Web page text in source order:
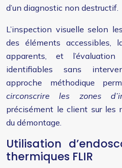
d’un diagnostic non destructif.
L’inspection visuelle selon
des éléments accessibles,
apparents, et
identifiables sans
approche méthodique
circonscrire les zones
précisément le client sur les
du démontage.
Utilisation
thermiques FLIR